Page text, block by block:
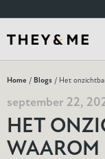
Home / Blogs / Het
september 22,
HET
WAAROM